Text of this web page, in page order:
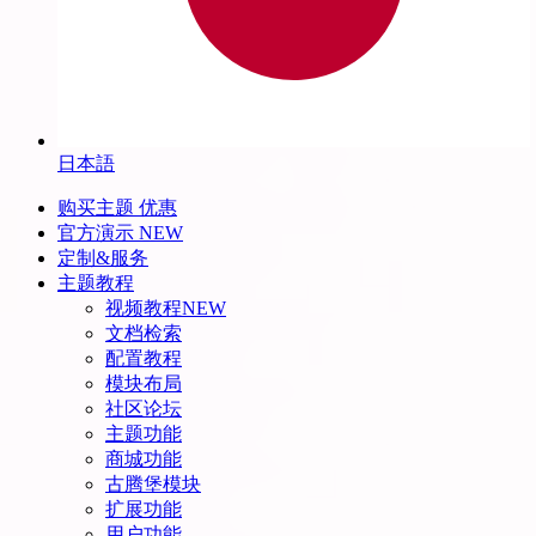
日本語
购买主题 优惠
官方演示 NEW
定制&服务
主题教程
视频教程NEW
文档检索
配置教程
模块布局
社区论坛
主题功能
商城功能
古腾堡模块
扩展功能